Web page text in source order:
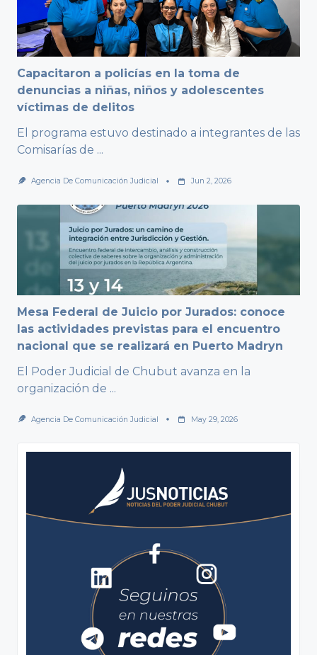
Capacitaron a policías en la toma de
denuncias a niñas, niños y adolescentes
víctimas de delitos
El programa estuvo destinado a integrantes de las
Comisarías de ...
Agencia De Comunicación Judicial Jun 2, 2026
Mesa Federal de Juicio por Jurados: conoce
las actividades previstas para el encuentro
nacional que se realizará en Puerto Madryn
El Poder Judicial de Chubut avanza en la
organización de ...
Agencia De Comunicación Judicial May 29, 2026